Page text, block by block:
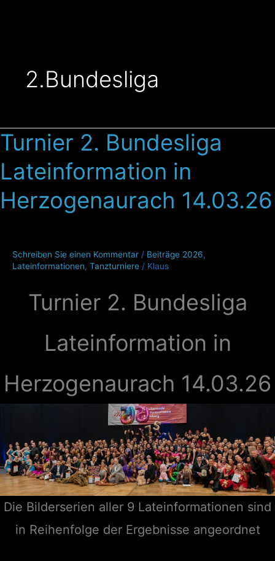
2.Bundesliga
Turnier 2. Bundesliga
Lateinformation in
Herzogenaurach 14.03.26
Schreiben Sie einen Kommentar / Beiträge 2026,
Lateinformationen, Tanzturniere / Klaus
Turnier 2. Bundesliga
Lateinformation in
Herzogenaurach 14.03.26
Die Bilderserien aller 9 Lateinformationen sind
in Reihenfolge der Ergebnisse angeordnet
Turnier
2.
Bundesliga
Lateinformation
Herzogenaurach